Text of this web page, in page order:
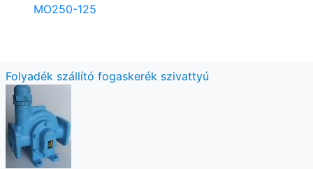
MO250-125
Folyadék szállító fogaskerék szivattyú